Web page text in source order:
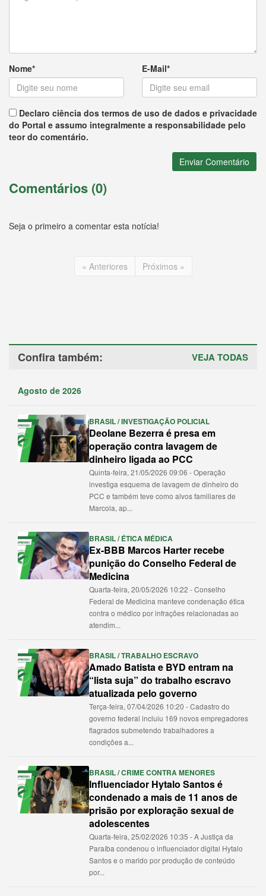
Nome* E-Mail*
Declaro ciência dos termos de uso de dados e privacidade
do Portal e assumo integralmente a responsabilidade pelo
teor do comentário.
Enviar Comentário
Comentários (0)
Seja o primeiro a comentar esta notícia!
« Anteriores Próximos »
Confira também: VEJA TODAS
Agosto de 2026
BRASIL / INVESTIGAÇÃO POLICIAL
Deolane Bezerra é presa em
operação contra lavagem de
dinheiro ligada ao PCC
Quinta-feira, 21/05/2026 09:06 - Operação
investiga esquema de lavagem de dinheiro do
PCC e também teve como alvos familiares de
Marcola, ap...
BRASIL / ÉTICA MÉDICA
Ex-BBB Marcos Harter recebe
punição do Conselho Federal de
Medicina
Quarta-feira, 20/05/2026 10:22 - Conselho
Federal de Medicina manteve condenação ética
contra o médico por infrações relacionadas ao
atendim...
BRASIL / TRABALHO ESCRAVO
Amado Batista e BYD entram na
“lista suja” do trabalho escravo
atualizada pelo governo
Terça-feira, 07/04/2026 10:20 - Cadastro do
governo federal incluiu 169 novos empregadores
flagrados submetendo trabalhadores a
condições a...
BRASIL / CRIME CONTRA MENORES
Influenciador Hytalo Santos é
condenado a mais de 11 anos de
prisão por exploração sexual de
adolescentes
Quarta-feira, 25/02/2026 10:35 - A Justiça da
Paraíba condenou o influenciador digital Hytalo
Santos e o marido por produção de conteúdo
por...